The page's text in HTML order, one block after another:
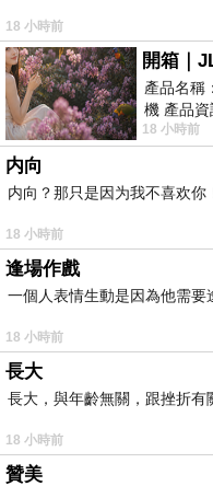
18 小時前
產品名稱
機 產品
耳機評語
18 小時前
内向
内向？那只是因为我不喜欢你
18 小時前
逢場作戲
一個人表情生動是因為他需要
18 小時前
長大
長大，與年齡無關，跟挫折有
18 小時前
贊美